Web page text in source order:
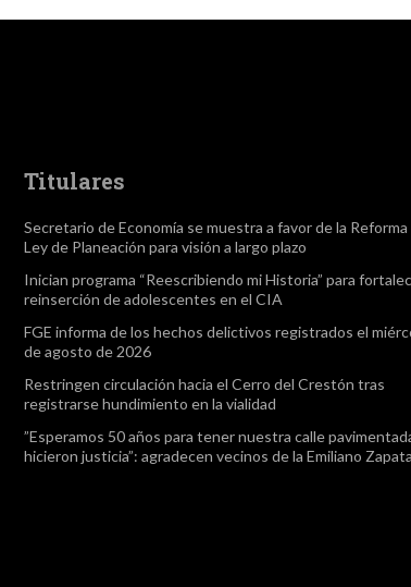
Titulares
Secretario de Economía se muestra a favor de la Reforma
Ley de Planeación para visión a largo plazo
Inician programa “Reescribiendo mi Historia” para
reinserción de adolescentes en el CIA
FGE informa de los hechos delictivos registrados el
de agosto de 2026
Restringen circulación hacia el Cerro del Crestón tras
registrarse hundimiento en la vialidad
”Esperamos 50 años para tener nuestra calle
hicieron justicia”: agradecen vecinos de la Emiliano Zapata